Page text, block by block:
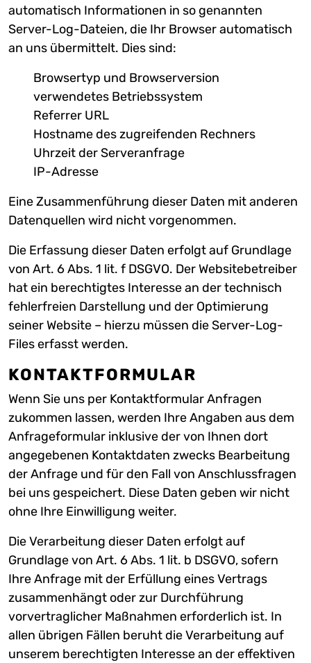
automatisch Informationen in so genannten
Server-Log-Dateien, die Ihr Browser automatisch
an uns übermittelt. Dies sind:
Browsertyp und Browserversion
verwendetes Betriebssystem
Referrer URL
Hostname des zugreifenden Rechners
Uhrzeit der Serveranfrage
IP-Adresse
Eine Zusammenführung dieser Daten mit anderen
Datenquellen wird nicht vorgenommen.
Die Erfassung dieser Daten erfolgt auf Grundlage
von Art. 6 Abs. 1 lit. f DSGVO. Der Websitebetreiber
hat ein berechtigtes Interesse an der technisch
fehlerfreien Darstellung und der Optimierung
seiner Website – hierzu müssen die Server-Log-
Files erfasst werden.
KONTAKTFORMULAR
Wenn Sie uns per Kontaktformular Anfragen
zukommen lassen, werden Ihre Angaben aus dem
Anfrageformular inklusive der von Ihnen dort
angegebenen Kontaktdaten zwecks Bearbeitung
der Anfrage und für den Fall von Anschlussfragen
bei uns gespeichert. Diese Daten geben wir nicht
ohne Ihre Einwilligung weiter.
Die Verarbeitung dieser Daten erfolgt auf
Grundlage von Art. 6 Abs. 1 lit. b DSGVO, sofern
Ihre Anfrage mit der Erfüllung eines Vertrags
zusammenhängt oder zur Durchführung
vorvertraglicher Maßnahmen erforderlich ist. In
allen übrigen Fällen beruht die Verarbeitung auf
unserem berechtigten Interesse an der effektiven